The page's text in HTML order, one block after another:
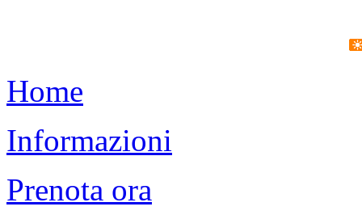
Home
Informazioni
Prenota ora